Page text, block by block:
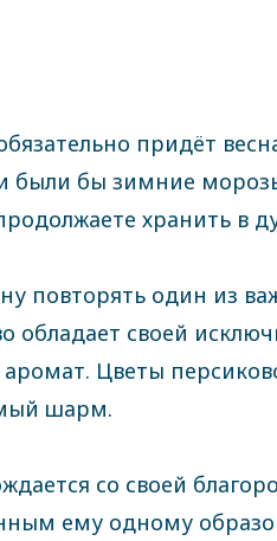
придёт
бы зимние
хранить в
повторять один из
своей
Цветы
шарм.
со своей
ему одному